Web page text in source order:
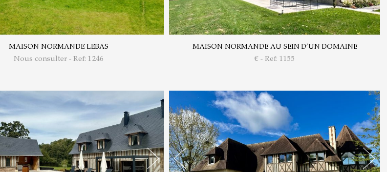
MAISON NORMANDE LEBAS
Nous consulter - Ref: 1246
MAISON NORMANDE AU SEIN D’UN DOMAINE
€ - Ref: 1155